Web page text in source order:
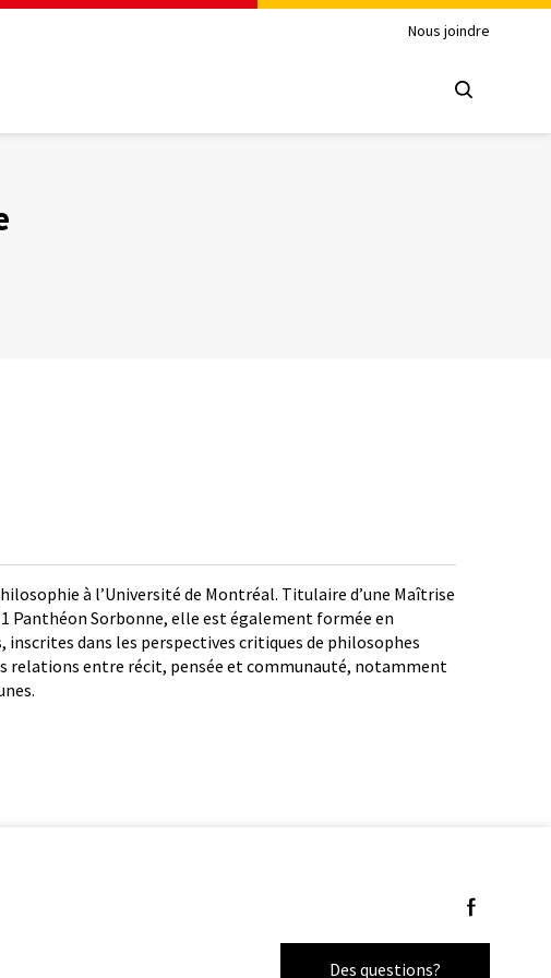
Nous joindre
à l’Université de Montréal. Titulaire d’une Maîtrise
Panthéon Sorbonne, elle est également formée en
inscrites dans les perspectives critiques de philosophes
relations entre récit, pensée et communauté, notamment
Suivez-
Des questions?